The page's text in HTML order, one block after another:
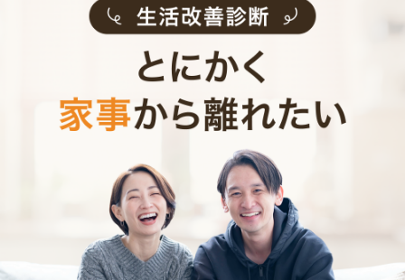
まずはこまめに換気をすること、布製品の洗濯をするこ
と、ニオイが残りやすい箇所の掃除を定期的にするこ
と。この３点を徹底することで、だいぶ軽減されると思
これらを習慣化して、自分が一番落ち着く自宅は常にい
い香りを保ちたいものですね。ぜひ試してみてくださ